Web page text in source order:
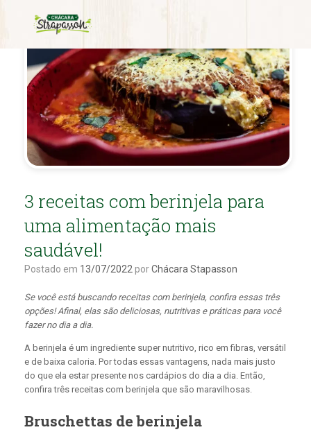
3 receitas com berinjela para
uma alimentação mais
saudável!
Postado em 13/07/2022 porChácara Stapasson
Se você está buscando receitas com berinjela, confira essas três
opções! Afinal, elas são deliciosas, nutritivas e práticas para você
fazer no dia a dia.
A berinjela é um ingrediente super nutritivo, rico em fibras, versátil
e de baixa caloria. Por todas essas vantagens, nada mais justo
do que ela estar presente nos cardápios do dia a dia. Então,
confira três receitas com berinjela que são maravilhosas.
Bruschettas de berinjela